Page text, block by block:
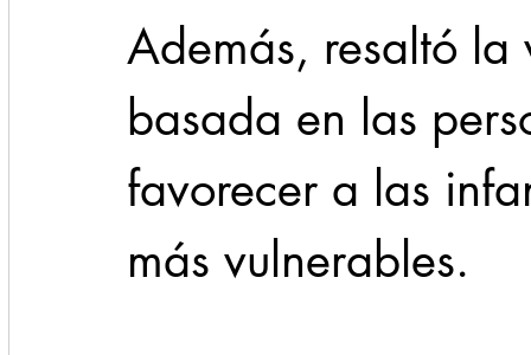
Además, resaltó
basada en las
favorecer a las
más vulnerables.